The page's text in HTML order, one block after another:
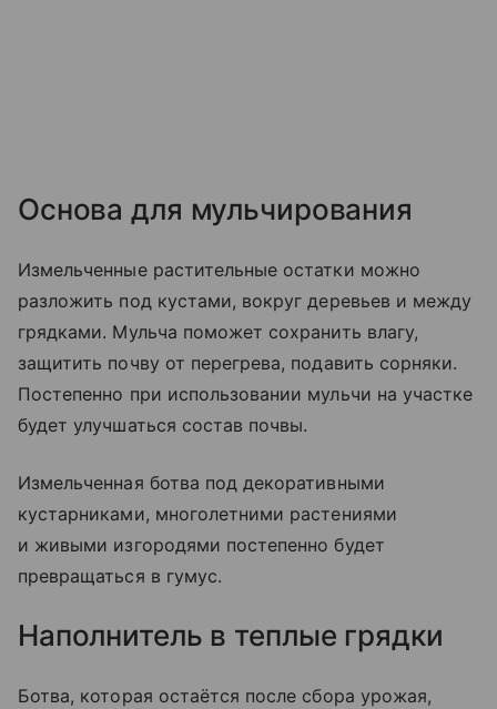
Основа для мульчирования
Измельченные растительные остатки можно
разложить под кустами, вокруг деревьев и между
грядками. Мульча поможет сохранить влагу,
защитить почву от перегрева, подавить сорняки.
Постепенно при использовании мульчи на участке
будет улучшаться состав почвы.
Измельченная ботва под декоративными
кустарниками, многолетними растениями
и живыми изгородями постепенно будет
превращаться в гумус.
Наполнитель в теплые грядки
Ботва, которая остаётся после сбора урожая,